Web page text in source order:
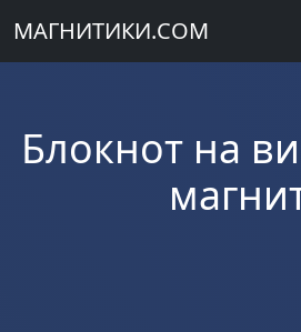
МАГНИТИКИ.COM
Блокнот на